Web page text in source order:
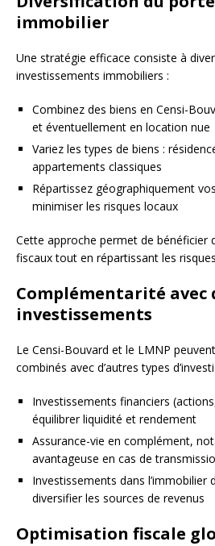
immobilier
Une stratégie efficace consiste à
investissements immobiliers :
Combinez des biens en Censi-
et éventuellement en location nue
Variez les types de biens :
appartements classiques
Répartissez géographiquement
minimiser les risques locaux
Cette approche permet de bénéficier
fiscaux tout en répartissant les
Complémentarité avec
investissements
Le Censi-Bouvard et le LMNP
combinés avec d’autres types
Investissements financiers
équilibrer liquidité et rendement
Assurance-vie en complément,
avantageuse en cas de
Investissements dans l’immobilier
diversifier les sources de revenus
Optimisation fiscale